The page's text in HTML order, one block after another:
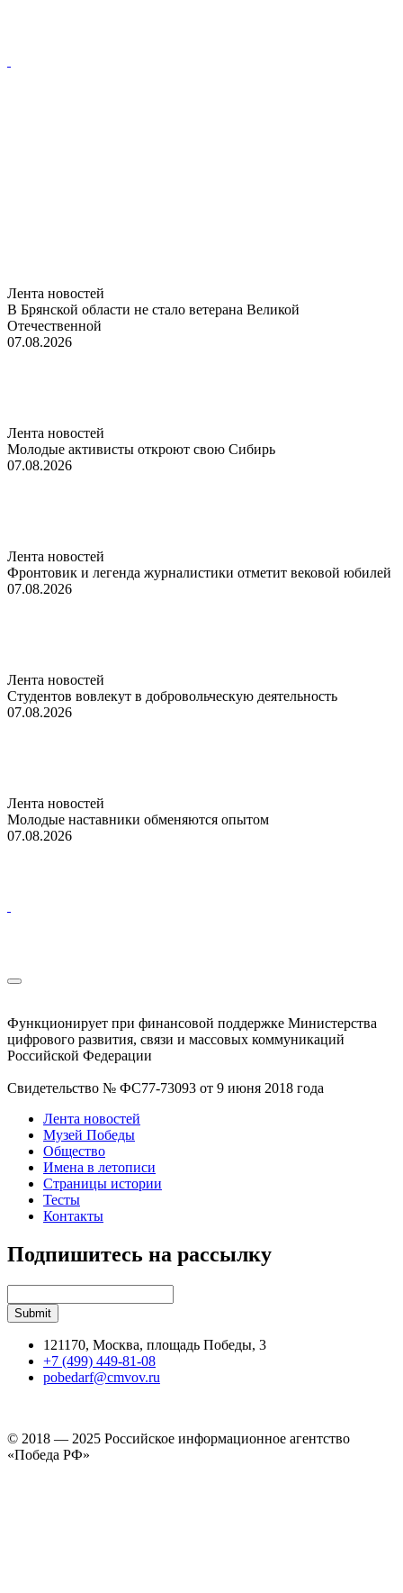
Лента новостей
В Брянской области не стало ветерана Великой
Отечественной
07.08.2026
Лента новостей
Молодые активисты откроют свою Сибирь
07.08.2026
Лента новостей
Фронтовик и легенда журналистики отметит вековой юбилей
07.08.2026
Лента новостей
Студентов вовлекут в добровольческую деятельность
07.08.2026
Лента новостей
Молодые наставники обменяются опытом
07.08.2026
Функционирует при финансовой поддержке Министерства
цифрового развития, связи и массовых коммуникаций
Российской Федерации
Свидетельство № ФС77-73093 от 9 июня 2018 года
Лента новостей
Музей Победы
Общество
Имена в летописи
Страницы истории
Тесты
Контакты
Подпишитесь на рассылку
121170, Москва, площадь Победы, 3
+7 (499) 449-81-08
pobedarf@cmvov.ru
© 2018 — 2025 Российское информационное агентство
«Победа РФ»